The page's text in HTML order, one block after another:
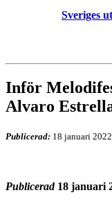
Sveriges
Inför
Alvaro
Publicerad: 18 januari 2022
Publicerad 18 januari